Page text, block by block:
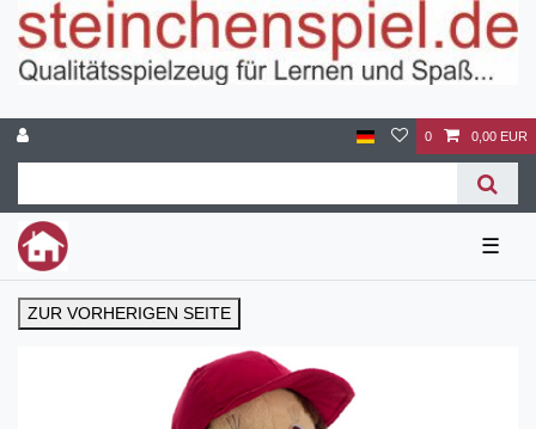
0 0,00 EUR
☰
ZUR VORHERIGEN SEITE